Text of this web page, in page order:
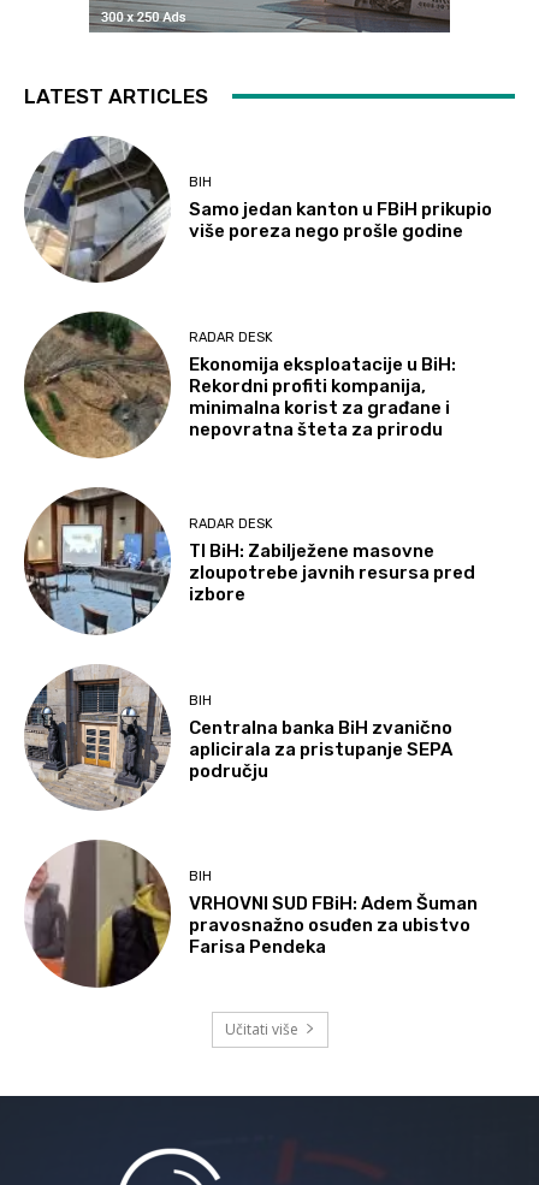
LATEST ARTICLES
BIH
Samo jedan kanton u FBiH prikupio
više poreza nego prošle godine
RADAR DESK
Ekonomija eksploatacije u BiH:
Rekordni profiti kompanija,
minimalna korist za građane i
nepovratna šteta za prirodu
RADAR DESK
TI BiH: Zabilježene masovne
zloupotrebe javnih resursa pred
izbore
BIH
Centralna banka BiH zvanično
aplicirala za pristupanje SEPA
području
BIH
VRHOVNI SUD FBiH: Adem Šuman
pravosnažno osuđen za ubistvo
Farisa Pendeka
Učitati više